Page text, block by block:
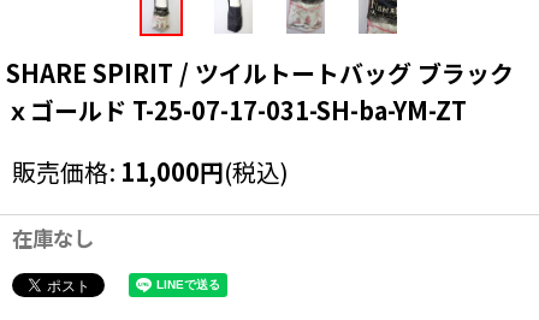
SHARE SPIRIT / ツイルトートバッグ ブラック
ｘゴールド T-25-07-17-031-SH-ba-YM-ZT
販売価格: 11,000円(税込)
在庫なし